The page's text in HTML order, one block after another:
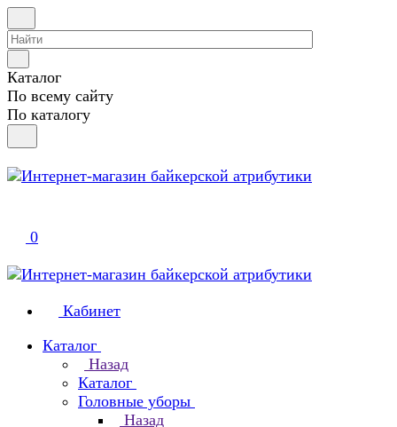
Каталог
По всему сайту
По каталогу
0
Кабинет
Каталог
Назад
Каталог
Головные уборы
Назад